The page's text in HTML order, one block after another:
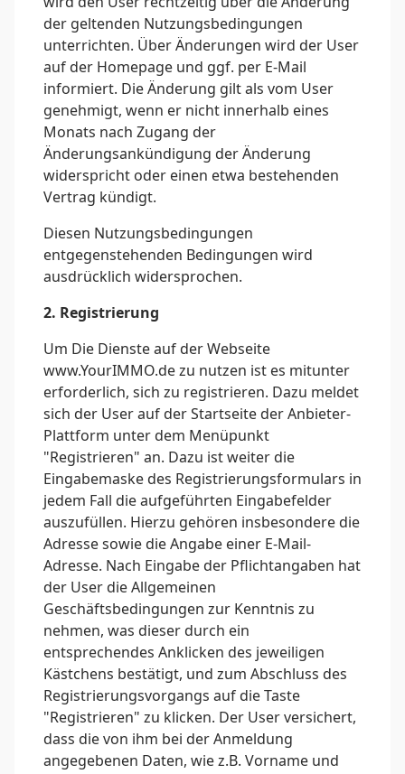
der geltenden Nutzungsbedingungen
unterrichten. Über Änderungen wird der User
auf der Homepage und ggf. per E-Mail
informiert. Die Änderung gilt als vom User
genehmigt, wenn er nicht innerhalb eines
Monats nach Zugang der
Änderungsankündigung der Änderung
widerspricht oder einen etwa bestehenden
Vertrag kündigt.
Diesen Nutzungsbedingungen
entgegenstehenden Bedingungen wird
ausdrücklich widersprochen.
2. Registrierung
Um Die Dienste auf der Webseite
www.YourIMMO.de zu nutzen ist es mitunter
erforderlich, sich zu registrieren. Dazu meldet
sich der User auf der Startseite der Anbieter-
Plattform unter dem Menüpunkt
"Registrieren" an. Dazu ist weiter die
Eingabemaske des Registrierungsformulars in
jedem Fall die aufgeführten Eingabefelder
auszufüllen. Hierzu gehören insbesondere die
Adresse sowie die Angabe einer E-Mail-
Adresse. Nach Eingabe der Pflichtangaben hat
der User die Allgemeinen
Geschäftsbedingungen zur Kenntnis zu
nehmen, was dieser durch ein
entsprechendes Anklicken des jeweiligen
Kästchens bestätigt, und zum Abschluss des
Registrierungsvorgangs auf die Taste
"Registrieren" zu klicken. Der User versichert,
dass die von ihm bei der Anmeldung
angegebenen Daten, wie z.B. Vorname und